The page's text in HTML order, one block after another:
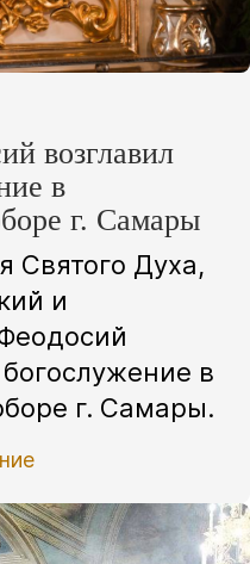
возглавил
в
г. Самары
Святого Духа,
и
в
г. Самары.